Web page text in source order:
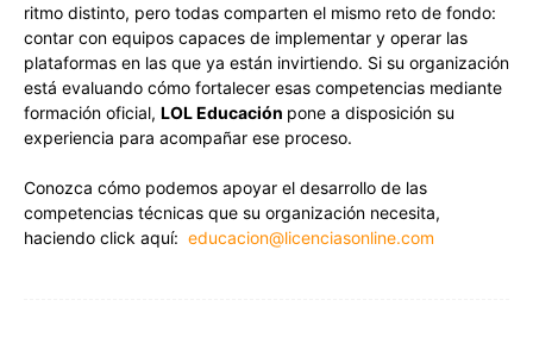
ritmo distinto, pero todas comparten el mismo reto de fondo:
contar con equipos capaces de implementar y operar las
plataformas en las que ya están invirtiendo. Si su organización
está evaluando cómo fortalecer esas competencias mediante
formación oficial, LOL Educación pone a disposición su
experiencia para acompañar ese proceso.
Conozca cómo podemos apoyar el desarrollo de las
competencias técnicas que su organización necesita,
haciendo click aquí: educacion@licenciasonline.com